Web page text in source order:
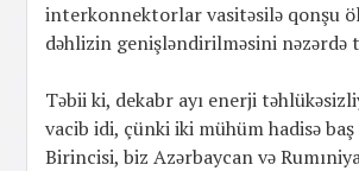
interkonnektorlar vasitəsilə qonşu
dəhlizin genişləndirilməsini nəzərdə
Təbii ki, dekabr ayı enerji
vacib idi, çünki iki mühüm hadisə
Birincisi, biz Azərbaycan və